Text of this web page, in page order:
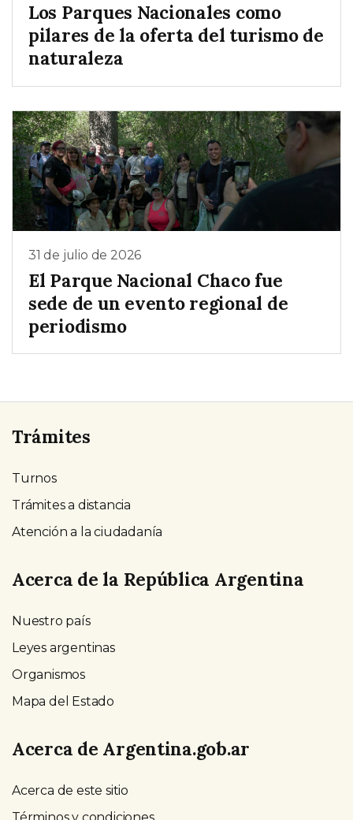
Los Parques Nacionales como
pilares de la oferta del turismo de
naturaleza
31 de julio de 2026
El Parque Nacional Chaco fue
sede de un evento regional de
periodismo
Trámites
Turnos
Trámites a distancia
Atención a la ciudadanía
Acerca de la República Argentina
Nuestro país
Leyes argentinas
Organismos
Mapa del Estado
Acerca de Argentina.gob.ar
Acerca de este sitio